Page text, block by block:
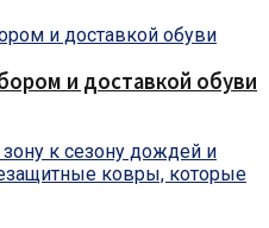
и доставкой обуви